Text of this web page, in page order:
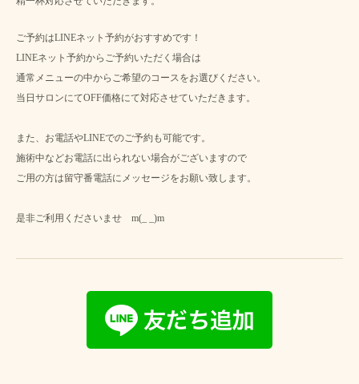
ご予約はLINEネット予約がおすすめです！
LINEネット予約からご予約いただく場合は
通常メニューの中からご希望のコースをお選びください。
当日サロンにてOFF価格にて対応させていただきます。
また、お電話やLINEでのご予約も可能です。
施術中などお電話に出られない場合がございますので
ご用の方は留守番電話にメッセージをお願い致します。
是非ご利用くださいませ m(_ _)m